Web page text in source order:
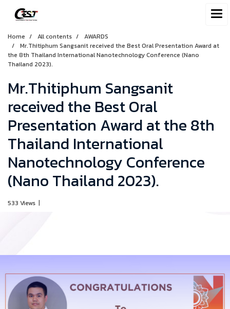
Home All contents
AWARDS
Mr.Thitiphum Sangsanit received the Best Oral Presentation Award at
the 8th Thailand International Nanotechnology Conference (Nano
Thailand 2023).
Mr.Thitiphum Sangsanit
received the Best Oral
Presentation Award at the 8th
Thailand International
Nanotechnology Conference
(Nano Thailand 2023).
533 Views |